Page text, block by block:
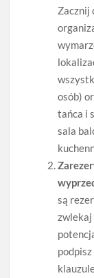
Zacznij
osób)
tańca i
sala
są
zwlekaj